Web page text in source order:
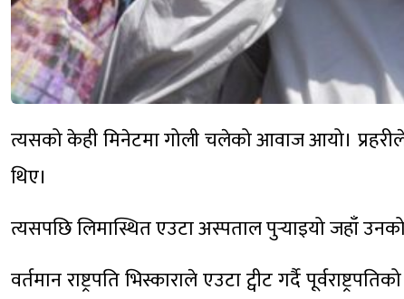
त्यसको केही मिनेटमा गोली चलेको आवाज आयो।
थिए।
त्यसपछि लिमास्थित एउटा अस्पताल पुर्‍याइयो जहाँ
वर्तमान राष्ट्रपति भिस्काराले एउटा ट्वीट गर्दै